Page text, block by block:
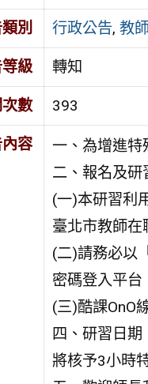
別 行政公告, 教
級 轉知
數 393
容
一、為增進特
二、報名及研
(一)本研習利
臺北市教師在
(二)請務必以
密碼登入平台
(三)酷課OnO
四、研習日
將核予3小時